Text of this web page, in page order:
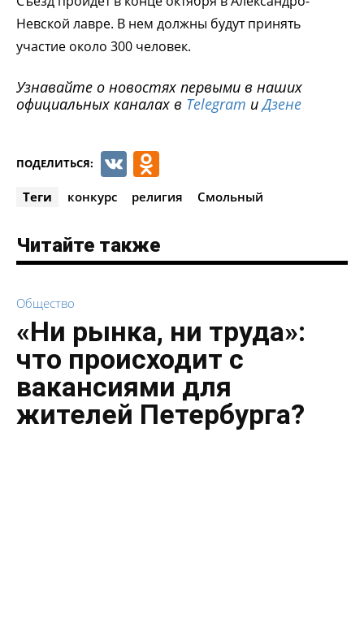
Невской лавре. В нем должны будут принять
участие около 300 человек.
Узнавайте о новостях первыми в наших
официальных каналах в Telegram иДзене
ПОДЕЛИТЬСЯ: VK
Теги конкурс религия Смольный
Читайте также
Общество
«Ни рынка, ни труда»:
что происходит с
вакансиями для
жителей Петербурга?